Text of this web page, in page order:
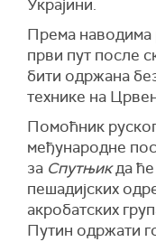
Украјини.
Према наводима
први пут после
бити одржана
технике на
Помоћник
међународне
за Спутњикда ће
пешадијских
акробатских
Путин одржати